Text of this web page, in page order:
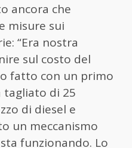
ancora che
misure sui
“Era nostra
sul costo del
fatto con un primo
tagliato di 25
di diesel e
un meccanismo
funzionando. Lo